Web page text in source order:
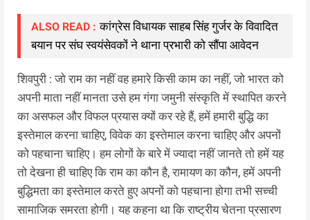
ALSO READ : कांग्रेस विधायक साहब सिंह गुर्जर के विवादित
बयान पर संघ स्वयंसेवकों ने थाना प्रभारी को सौंपा आवेदन
शिवपुरी : जो राम का नहीं वह हमारे किसी काम का नहीं, जो भारत को
अपनी माता नहीं मानता उसे हम गंगा जमुनी संस्कृति में स्थापित करने
का असफल और विफल प्रयास क्यों कर रहे हैं, हमें हमारी बुद्धि का
इस्तेमाल करना चाहिए, विवेक का इस्तेमाल करना चाहिए और अपनों
को पहचाना चाहिए। हम लोगों के बारे में ज्यादा नहीं जानते तो हमें यह
तो देखना ही चाहिए कि राम का कौन है, रामायण का कौन, हमें अपनी
बुद्धिमता का इस्तेमाल करते हुए अपनों को पहचाना होगा तभी सच्ची
सामाजिक समरता होगी। यह कहना था कि राष्ट्रीय चेतना प्रसारण